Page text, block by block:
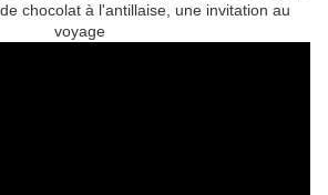
chocolat à l'antillaise, une invitation au
voyage